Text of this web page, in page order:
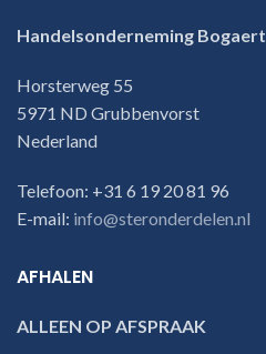
Handelsonderneming Bogaert
Horsterweg 55
5971 ND Grubbenvorst
Nederland
Telefoon: +31 6 19 20 81 96
E-mail: info@steronderdelen.nl
AFHALEN
ALLEEN OP AFSPRAAK